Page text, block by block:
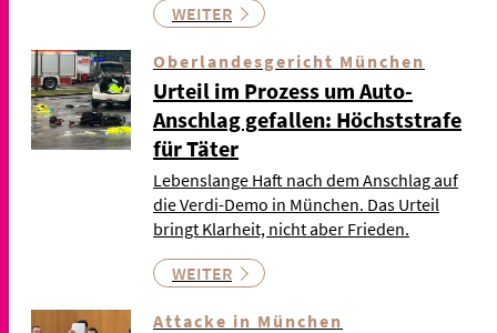
WEITER
Oberlandesgericht München
Urteil im Prozess um Auto-
Anschlag gefallen: Höchststrafe
für Täter
Lebenslange Haft nach dem Anschlag auf
die Verdi-Demo in München. Das Urteil
bringt Klarheit, nicht aber Frieden.
WEITER
Attacke in München